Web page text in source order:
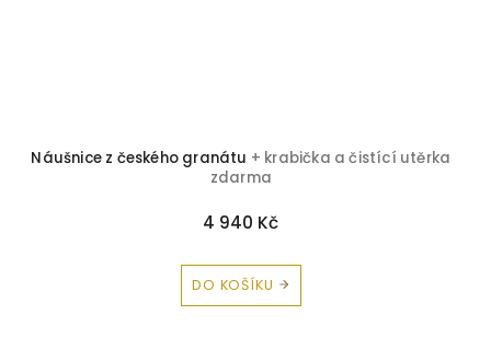
Náušnice z českého granátu + krabička a čistící utěrka
zdarma
4 940 Kč
DO KOŠÍKU